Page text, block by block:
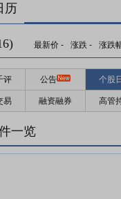
历
最新价 - 涨跌 - 涨跌
评 公告 个股
易 融资融券 高管
一览
预约披露日：